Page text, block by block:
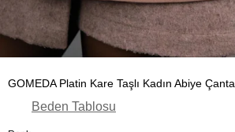
GOMEDA Platin Kare Taşlı Kadın Abiye Çanta
Beden Tablosu